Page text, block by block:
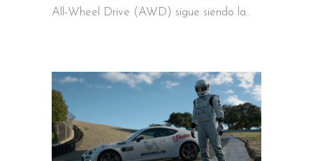
All-Wheel Drive (AWD) sigue siendo la